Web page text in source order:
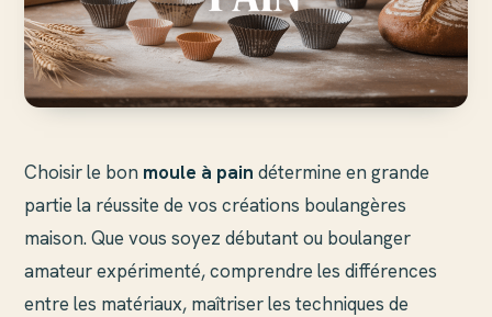
Choisir le bon moule à pain détermine en grande
partie la réussite de vos créations boulangères
maison. Que vous soyez débutant ou boulanger
amateur expérimenté, comprendre les différences
entre les matériaux, maîtriser les techniques de